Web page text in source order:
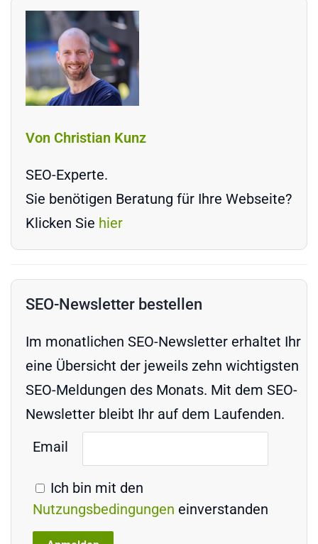
Von Christian Kunz
SEO-Experte.
Sie benötigen Beratung für Ihre Webseite?
Klicken Sie hier
SEO-Newsletter bestellen
Im monatlichen SEO-Newsletter erhaltet Ihr
eine Übersicht der jeweils zehn wichtigsten
SEO-Meldungen des Monats. Mit dem SEO-
Newsletter bleibt Ihr auf dem Laufenden.
Email
Ich bin mit den
Nutzungsbedingungen einverstanden